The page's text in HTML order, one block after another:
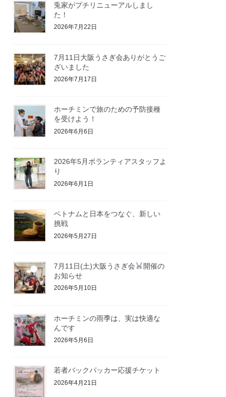
兎家がプチリニューアルしまし
た！
2026年7月22日
7月11日大阪うさぎ会ありがとうご
ざいました
2026年7月17日
ホーチミンで旅のための予防接種
を受けよう！
2026年6月6日
2026年5月ボランティアスタッフよ
り
2026年6月1日
ベトナムと日本をつなぐ、新しい
挑戦
2026年5月27日
7月11日(土)大阪うさぎ会
開催の
お知らせ
2026年5月10日
ホーチミンの雨季は、実は快適な
んです
2026年5月6日
若者バックパッカー応援チケット
2026年4月21日